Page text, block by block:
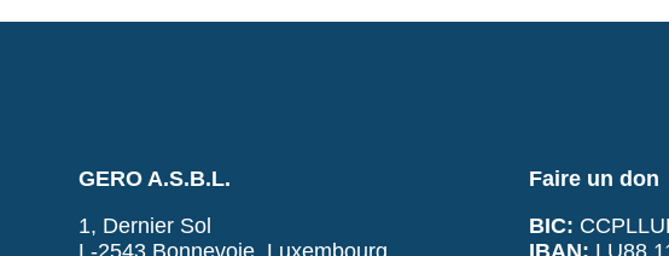
GERO A.S.B.L.
1, Dernier Sol
Faire un don
BIC: